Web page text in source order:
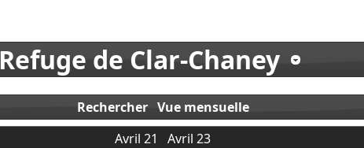
Refuge de Clar-Chaney
Rechercher Vue mensuelle
Avril 21
Avril 23